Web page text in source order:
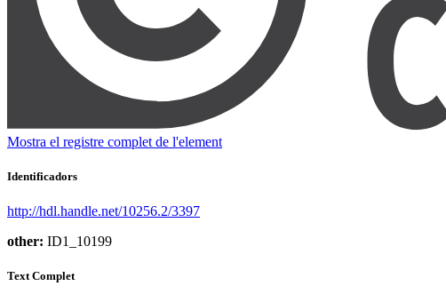
Mostra el registre complet de l'element
Identificadors
http://hdl.handle.net/10256.2/3397
other: ID1_10199
Text Complet